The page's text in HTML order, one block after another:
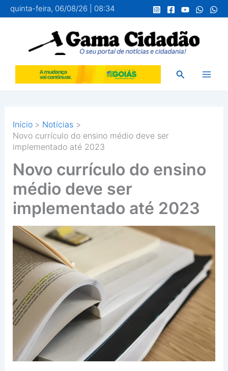
para
conteúdo
quinta-feira, 06/08/26 | 08:34
Pesquisar
Início
Notícias
Novo currículo do ensino médio deve ser
implementado até 2023
Novo currículo do ensino
médio deve ser
implementado até 2023